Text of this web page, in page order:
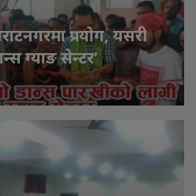
प्रयाेग, यसरी
ग्याङ सेन्टर’